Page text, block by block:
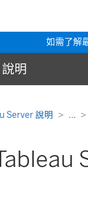
如需了解
明
Server 說明 ...